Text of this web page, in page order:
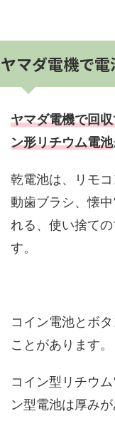
ヤマダ電機で
ヤマダ電機で回
ン形リチウム電池
乾電池は、リモ
動歯ブラシ、懐
れる、使い捨て
す。
コイン電池とボ
ことがあります。
コイン型リチウ
ン型電池は厚みが